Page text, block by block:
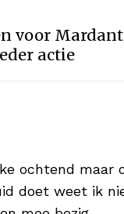
voor
actie
ochtend maar
doet weet ik